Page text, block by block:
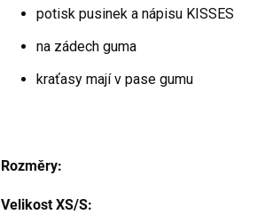
potisk pusinek a nápisu KISSES
na zádech guma
kraťasy mají v pase gumu
Rozměry:
Velikost XS/S: